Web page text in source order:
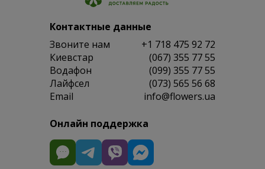
Контактные данные
Звоните нам
+1 718 475 92 72
Киевстар
(067) 355 77 55
Водафон
(099) 355 77 55
Лайфсел
(073) 565 56 68
Email
info@flowers.ua
Онлайн поддержка